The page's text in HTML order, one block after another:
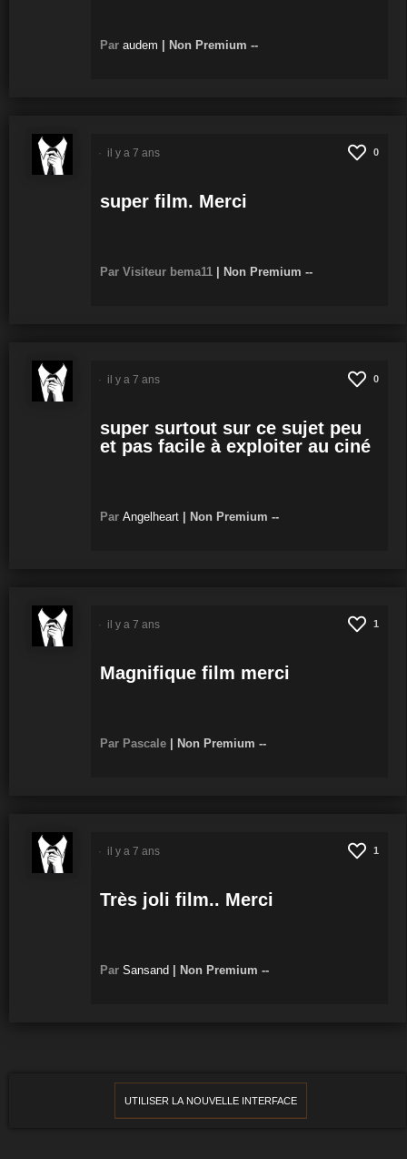
Par audem Non Premium --
0
super film. Merci
Par Visiteur bema11 Non Premium --
il y a 7 ans
0
super surtout sur ce sujet peu
et pas facile à exploiter au ciné
Par Angelheart Non Premium --
il y a 7 ans
1
Magnifique film merci
Par Pascale Non Premium --
il y a 7 ans
1
Très joli film.. Merci
Par Sansand Non Premium --
il y a 7 ans
UTILISER LA NOUVELLE INTERFACE